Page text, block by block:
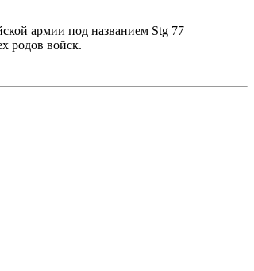
армии под названием Stg 77
родов войск.